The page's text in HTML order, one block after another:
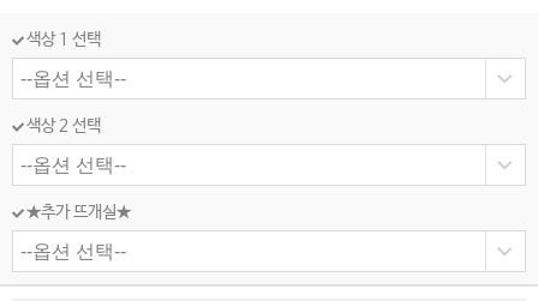
색상 1 선택
색상 2 선택
★추가 뜨개실★